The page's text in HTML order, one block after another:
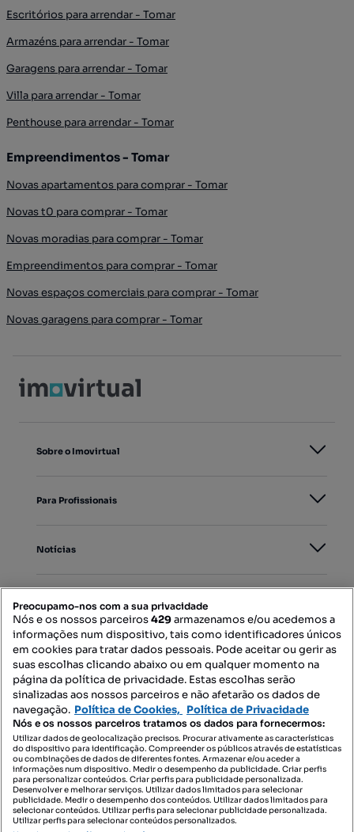
Escritórios para arrendar - Tomar
Armazéns para arrendar - Tomar
Garagens para arrendar - Tomar
Villa para arrendar - Tomar
Penthouse para arrendar - Tomar
Empreendimentos - Tomar
Novas apartamentos para comprar - Tomar
Novas t0 para comprar - Tomar
Novas moradias para comprar - Tomar
Empreendimentos para comprar - Tomar
Novas espaços comerciais para comprar - Tomar
Novas garagens para comprar - Tomar
Sobre o Imovirtual
Para Profissionais
Notícias
Mapa do Site
Contacte-nos
SIGA-NOS:
DESCARREGAR NA:
Preocupamo-nos com a sua privacidade
Nós e os nossos parceiros429armazenamos e/ou acedemos a
informações num dispositivo, tais como identificadores únicos
em cookies para tratar dados pessoais. Pode aceitar ou gerir as
suas escolhas clicando abaixo ou em qualquer momento na
página da política de privacidade. Estas escolhas serão
sinalizadas aos nossos parceiros e não afetarão os dados de
navegação. Política de Cookies, Política de Privacidade
Nós e os nossos parceiros tratamos os dados para fornecermos:
Utilizar dados de geolocalização precisos. Procurar ativamente as características
do dispositivo para identificação. Compreender os públicos através de estatísticas
ou combinações de dados de diferentes fontes. Armazenar e/ou aceder a
informações num dispositivo. Medir o desempenho da publicidade. Criar perfis
para personalizar conteúdos. Criar perfis para publicidade personalizada.
Desenvolver e melhorar serviços. Utilizar dados limitados para selecionar
publicidade. Medir o desempenho dos conteúdos. Utilizar dados limitados para
selecionar conteúdos. Utilizar perfis para selecionar publicidade personalizada.
Utilizar perfis para selecionar conteúdos personalizados.